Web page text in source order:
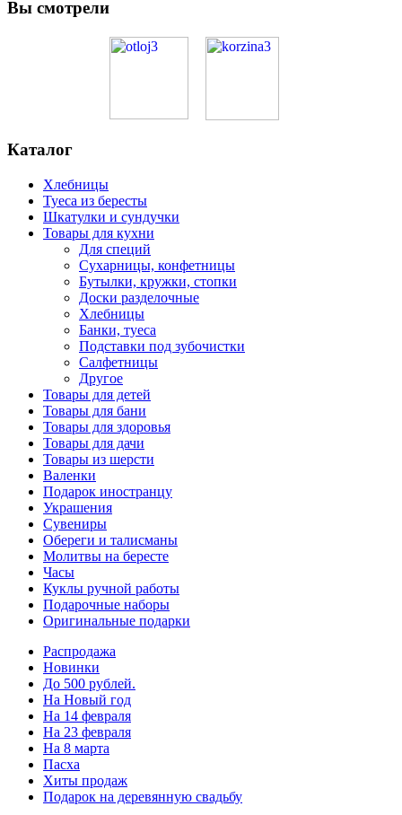
Вы смотрели
Каталог
Хлебницы
Туеса из бересты
Шкатулки и сундучки
Товары для кухни
Для специй
Сухарницы, конфетницы
Бутылки, кружки, стопки
Доски разделочные
Хлебницы
Банки, туеса
Подставки под зубочистки
Салфетницы
Другое
Товары для детей
Товары для бани
Товары для здоровья
Товары для дачи
Товары из шерсти
Валенки
Подарок иностранцу
Украшения
Сувениры
Обереги и талисманы
Молитвы на бересте
Часы
Куклы ручной работы
Подарочные наборы
Оригинальные подарки
Распродажа
Новинки
До 500 рублей.
На Новый год
На 14 февраля
На 23 февраля
На 8 марта
Пасха
Хиты продаж
Подарок на деревянную свадьбу